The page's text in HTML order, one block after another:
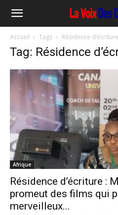
Accueil Tags Résidence d’écriture
Tag: Résidence
Afrique
Résidence d’écriture :
promeut des films qui
merveilleux...